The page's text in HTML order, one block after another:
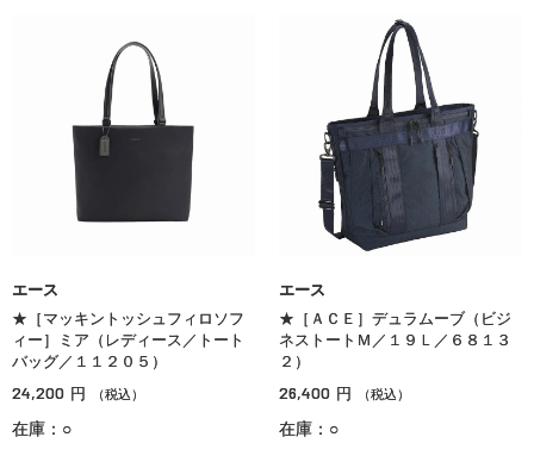
エース
★［マッキントッシュフィロソフ
ィー］ミア（レディース／トート
バッグ／１１２０５）
24,200 円 （税込）
在庫：○
エース
★［ＡＣＥ］デュラムーブ（ビジ
ネストートＭ／１９Ｌ／６８１３
２）
26,400 円 （税込）
在庫：○